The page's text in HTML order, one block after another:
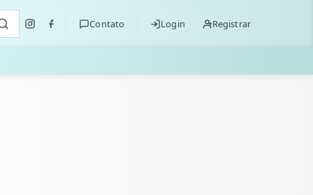
Contato Login Registrar